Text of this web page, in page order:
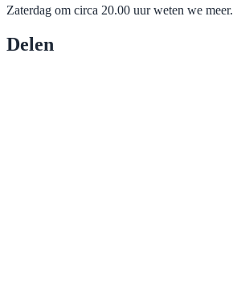
Zaterdag om circa 20.00 uur weten we meer.
Delen